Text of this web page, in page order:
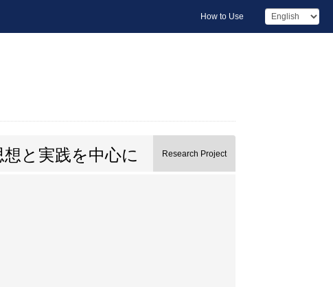
How to Use
と実践を中心に Research Project